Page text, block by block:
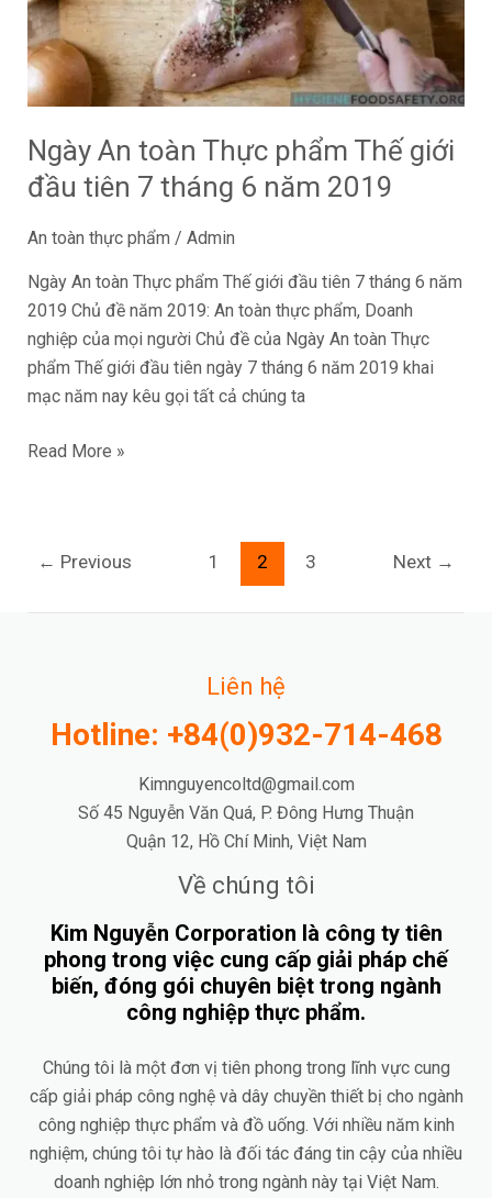
Ngày An toàn Thực phẩm Thế giới
đầu tiên 7 tháng 6 năm 2019
An toàn thực phẩm / Admin
Ngày An toàn Thực phẩm Thế giới đầu tiên 7 tháng 6 năm
2019 Chủ đề năm 2019: An toàn thực phẩm, Doanh
nghiệp của mọi người Chủ đề của Ngày An toàn Thực
phẩm Thế giới đầu tiên ngày 7 tháng 6 năm 2019 khai
mạc năm nay kêu gọi tất cả chúng ta
Thế
giới
đầu
tiên
tháng
6
2019
Read More »
← Previous 1 2 3 Next →
Liên hệ
Hotline: +84(0)932-714-468
Kimnguyencoltd@gmail.com
Số 45 Nguyễn Văn Quá, P. Đông Hưng Thuận
Quận 12, Hồ Chí Minh, Việt Nam
Về chúng tôi
Kim Nguyễn Corporation là công ty tiên
phong trong việc cung cấp giải pháp chế
biến, đóng gói chuyên biệt trong ngành
công nghiệp thực phẩm.
Chúng tôi là một đơn vị tiên phong trong lĩnh vực cung
cấp giải pháp công nghệ và dây chuyền thiết bị cho ngành
công nghiệp thực phẩm và đồ uống. Với nhiều năm kinh
nghiệm, chúng tôi tự hào là đối tác đáng tin cậy của nhiều
doanh nghiệp lớn nhỏ trong ngành này tại Việt Nam.